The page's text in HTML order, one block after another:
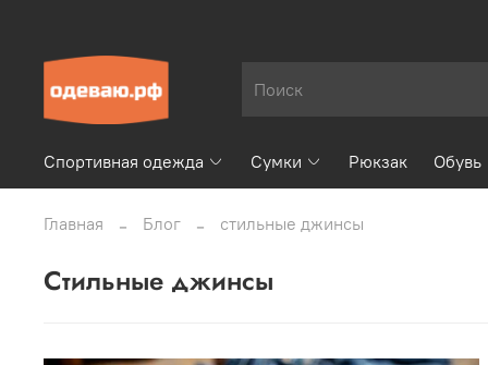
Спортивная одежда Сумки Рюкзак Обувь
Главная Блог стильные джинсы
стильные джинсы